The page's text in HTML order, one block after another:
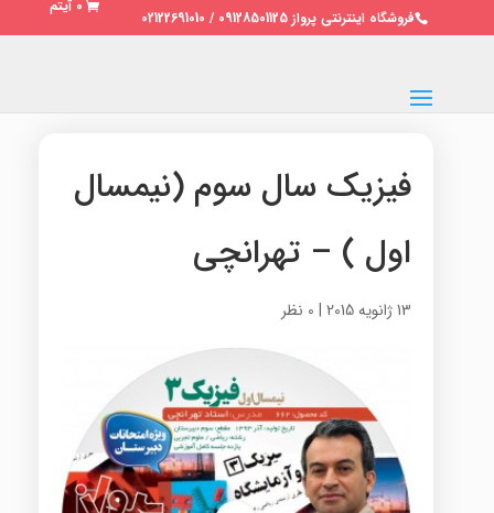
فروشگاه اینترنتی پرواز 09128501125 / 02122691010
0 آیتم
فیزیک سال سوم (نیمسال
اول ) – تهرانچی
13 ژانویه 2015 | 0 نظر